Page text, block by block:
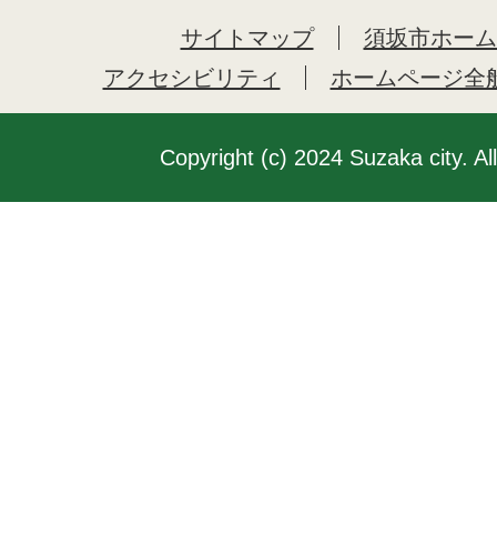
サイトマップ
須坂市ホー
アクセシビリティ
ホームページ全
Copyright (c) 2024 Suzaka city.